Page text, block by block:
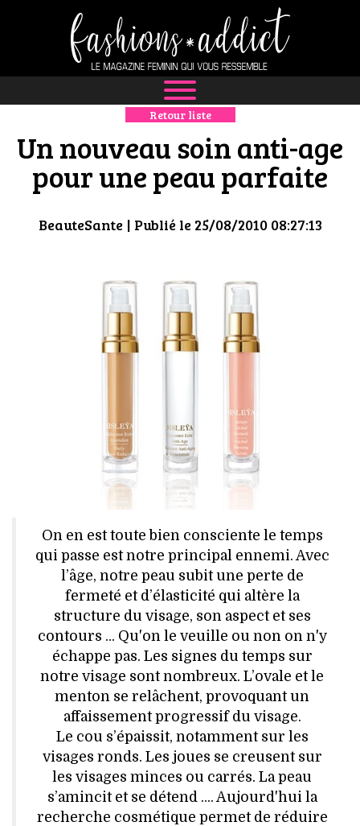
NEWS
MODE
BOUTIQUE
CULTURE
AUTO
LIEUX TENDANCES
BEAUTÉ
MODE DE RUE
JEUNES CRÉATEURS
HISTOIRE DES MARQUES
DÉCO
VOYAGES & LOISIRS
Retour liste
Un nouveau soin anti-age
pour une peau parfaite
BeauteSante| Publié le 25/08/2010 08:27:13
On en est toute bien consciente le temps
qui passe est notre principal ennemi. Avec
l’âge, notre peau subit une perte de
fermeté et d’élasticité qui altère la
structure du visage, son aspect et ses
contours … Qu'on le veuille ou non on n'y
échappe pas. Les signes du temps sur
notre visage sont nombreux. L’ovale et le
menton se relâchent, provoquant un
affaissement progressif du visage.
Le cou s’épaissit, notamment sur les
visages ronds. Les joues se creusent sur
les visages minces ou carrés. La peau
s’amincit et se détend .... Aujourd'hui la
recherche cosmétique permet de réduire